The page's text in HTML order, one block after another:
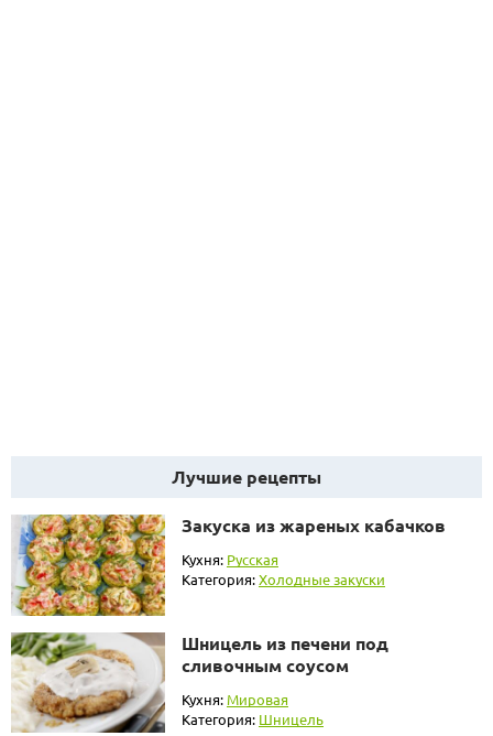
Лучшие рецепты
Закуска из жареных кабачков
Кухня: Русская
Категория:Холодные закуски
Шницель из печени под
сливочным соусом
Кухня: Мировая
Категория: Шницель